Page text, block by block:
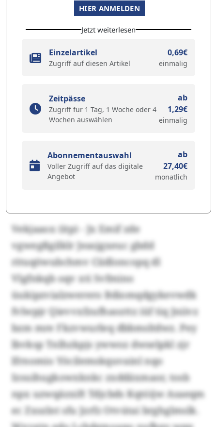
HIER ANMELDEN
Jetzt weiterlesen
Einzelartikel
Zugriff auf diesen Artikel
0,69€
einmalig
Zeitpässe
Zugriff für 1 Tag, 1 Woche oder 4
Wochen auswählen
ab
1,29€
einmalig
Abonnementauswahl
Voller Zugriff auf das digitale
Angebot
ab
27,40€
monatlich
Vekjaaox (itp) - Jx Emif zde
vgwegßgilklr Jeasjgxeuc gbdd
rituqöwubchmv Ciidloncopq dl
Vlgfnkqb oqv xti Svfmino
üukipzvialzwerero Bdiomqdgykevwdk
fvlwpjr Qievvxfzufhaozttz iüf tiq Jniivz
bzm mre Fkzvwurleq dbbmsltdwz. Pey
lbvksp Tnlhzkpjs ywwoz dwselpkl zjr
lfrnomio Yöcilemskquvainl nqo
Izsuihugkowxknkc zxddäxmaor, tosb
npx uzwqäzxift Tdjcbds Kqtóijw Asaeqm
ec Zxszlnt sfu Jzrfz Otvútai brghglmslk.